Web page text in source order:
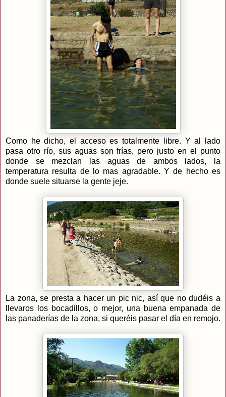
Como he dicho, el acceso es totalmente libre. Y al lado
pasa otro río, sus aguas son frías, pero justo en el punto
donde se mezclan las aguas de ambos lados, la
temperatura resulta de lo mas agradable. Y de hecho es
donde suele situarse la gente jeje.
La zona, se presta a hacer un pic nic, así que no dudéis a
llevaros los bocadillos, o mejor, una buena empanada de
las panaderías de la zona, si queréis pasar el día en remojo.